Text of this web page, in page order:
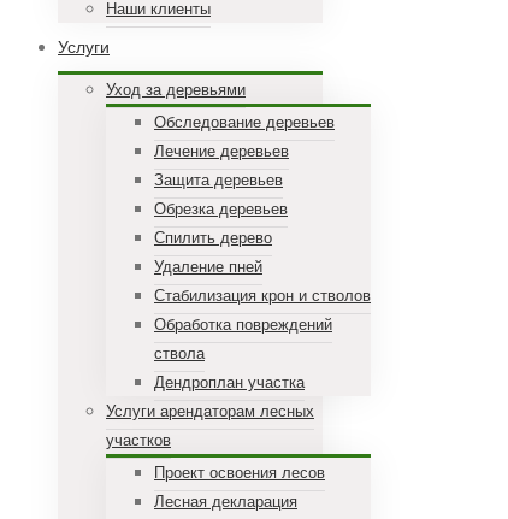
Наши клиенты
Услуги
Уход за деревьями
Обследование деревьев
Лечение деревьев
Защита деревьев
Обрезка деревьев
Спилить дерево
Удаление пней
Стабилизация крон и стволов
Обработка повреждений
ствола
Дендроплан участка
Услуги арендаторам лесных
участков
Проект освоения лесов
Лесная декларация